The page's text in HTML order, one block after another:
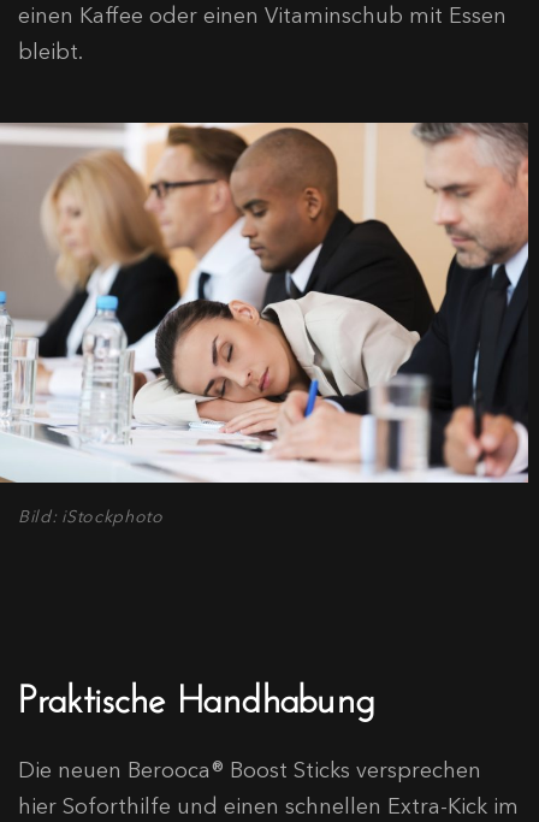
einen Kaffee oder einen Vitaminschub mit Essen
bleibt.
Bild: iStockphoto
Praktische Handhabung
Die neuen Berooca® Boost Sticks versprechen
hier Soforthilfe und einen schnellen Extra-Kick im